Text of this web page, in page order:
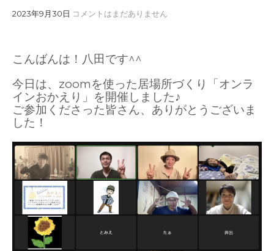
2023年9月30日 コメントはまだありません
こんばんは！八田です^^
今日は、zoomを使った居場所づくり「オンラ
インおかえり」を開催しました♪
ご参加くださった皆さん、ありがとうございま
した！